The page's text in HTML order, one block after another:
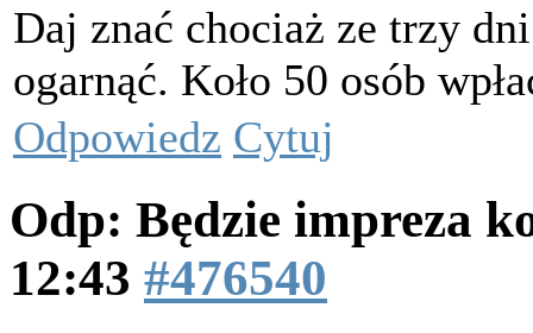
Daj znać chociaż ze trzy
ogarnąć. Koło 50 osób
Odpowiedz Cytuj
Odp: Będzie impreza
12:43 #476540